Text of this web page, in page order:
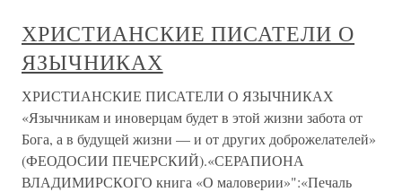
ХРИСТИАНСКИЕ ПИСАТЕЛИ О
ЯЗЫЧНИКАХ
ХРИСТИАНСКИЕ ПИСАТЕЛИ О ЯЗЫЧНИКАХ
«Язычникам и иноверцам будет в этой жизни забота от
Бога, а в будущей жизни — и от других доброжелателей»
(ФЕОДОСИИ ПЕЧЕРСКИЙ).«СЕРАПИОНА
ВЛАДИМИРСКОГО книга «О маловерии»":«Печаль